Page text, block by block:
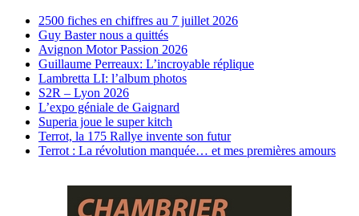
2500 fiches en chiffres au 7 juillet 2026
Guy Baster nous a quittés
Avignon Motor Passion 2026
Guillaume Perreaux: L’incroyable réplique
Lambretta LI: l’album photos
S2R – Lyon 2026
L’expo géniale de Gaignard
Superia joue le super kitch
Terrot, la 175 Rallye invente son futur
Terrot : La révolution manquée… et mes premières amours